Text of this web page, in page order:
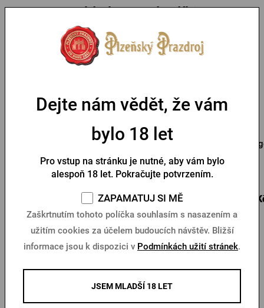
Mohlo by se vám líbit
Otvírák s přívěskem
Pilsner Urquell pečeť
Skladem > 10 ks
Koupit
Přívěsek na klíček s
otvírákem Pilsner Urquell
Skladem > 10 ks
25 Kč 5
Další produkty od Kozla
Dejte nám vědět, že vám
bylo 18 let
Pro vstup na stránku je nutné, aby vám bylo
alespoň 18 let. Pokračujte potvrzením.
ZAPAMATUJ SI MĚ
Zaškrtnutím tohoto políčka souhlasím s nasazením a
užitím cookies za účelem budoucích návštěv. Bližší
informace jsou k dispozici v Podmínkách užití stránek.
JSEM MLADŠÍ 18 LET